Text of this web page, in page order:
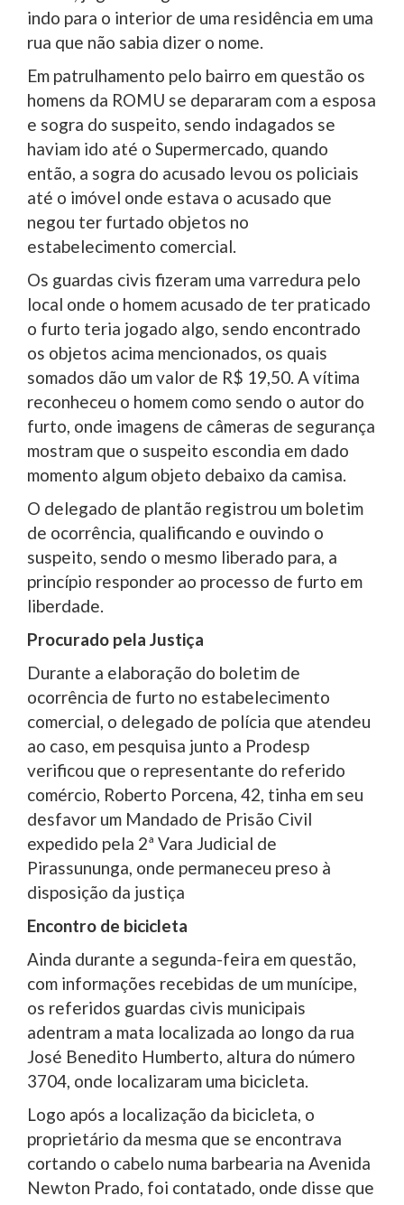
indo para o interior de uma residência em uma
rua que não sabia dizer o nome.
Em patrulhamento pelo bairro em questão os
homens da ROMU se depararam com a esposa
e sogra do suspeito, sendo indagados se
haviam ido até o Supermercado, quando
então, a sogra do acusado levou os policiais
até o imóvel onde estava o acusado que
negou ter furtado objetos no
estabelecimento comercial.
Os guardas civis fizeram uma varredura pelo
local onde o homem acusado de ter praticado
o furto teria jogado algo, sendo encontrado
os objetos acima mencionados, os quais
somados dão um valor de R$ 19,50. A vítima
reconheceu o homem como sendo o autor do
furto, onde imagens de câmeras de segurança
mostram que o suspeito escondia em dado
momento algum objeto debaixo da camisa.
O delegado de plantão registrou um boletim
de ocorrência, qualificando e ouvindo o
suspeito, sendo o mesmo liberado para, a
princípio responder ao processo de furto em
liberdade.
Procurado pela Justiça
Durante a elaboração do boletim de
ocorrência de furto no estabelecimento
comercial, o delegado de polícia que atendeu
ao caso, em pesquisa junto a Prodesp
verificou que o representante do referido
comércio, Roberto Porcena, 42, tinha em seu
desfavor um Mandado de Prisão Civil
expedido pela 2ª Vara Judicial de
Pirassununga, onde permaneceu preso à
disposição da justiça
Encontro de bicicleta
Ainda durante a segunda-feira em questão,
com informações recebidas de um munícipe,
os referidos guardas civis municipais
adentram a mata localizada ao longo da rua
José Benedito Humberto, altura do número
3704, onde localizaram uma bicicleta.
Logo após a localização da bicicleta, o
proprietário da mesma que se encontrava
cortando o cabelo numa barbearia na Avenida
Newton Prado, foi contatado, onde disse que